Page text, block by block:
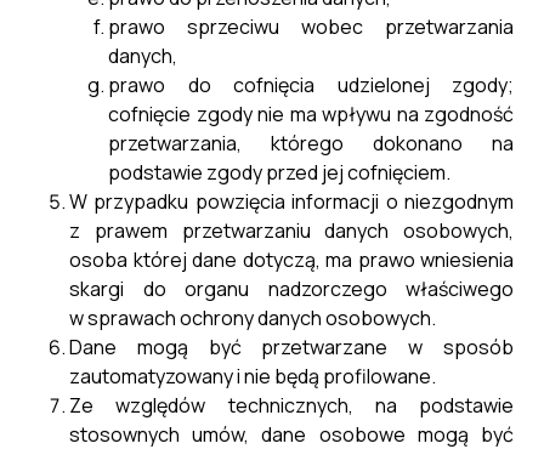
prawo sprzeciwu wobec przetwarzania
danych,
prawo do cofnięcia udzielonej zgody;
cofnięcie zgody nie ma wpływu na zgodność
przetwarzania, którego dokonano na
podstawie zgody przed jej cofnięciem.
W przypadku powzięcia informacji o niezgodnym
z prawem przetwarzaniu danych osobowych,
osoba której dane dotyczą, ma prawo wniesienia
skargi do organu nadzorczego właściwego
w sprawach ochrony danych osobowych.
Dane mogą być przetwarzane w sposób
zautomatyzowany i nie będą profilowane.
Ze względów technicznych, na podstawie
stosownych umów, dane osobowe mogą być